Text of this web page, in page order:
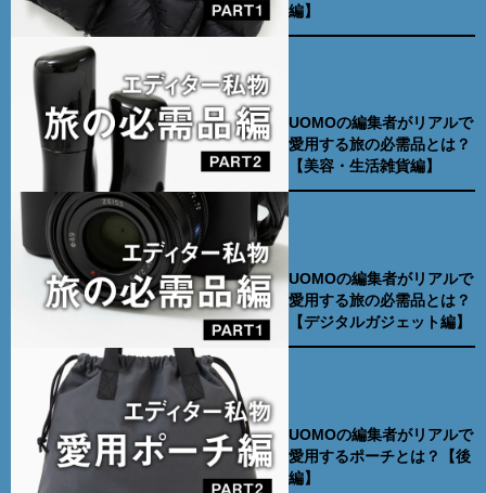
編】
UOMOの編集者がリアルで
愛用する旅の必需品とは？
【美容・生活雑貨編】
UOMOの編集者がリアルで
愛用する旅の必需品とは？
【デジタルガジェット編】
UOMOの編集者がリアルで
愛用するポーチとは？【後
編】